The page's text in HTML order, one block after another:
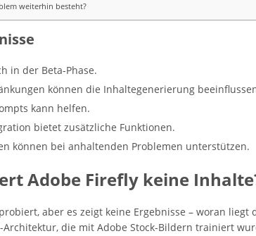
weiterhin besteht?
in der Beta-Phase.
können die Inhaltegenerierung
kann helfen.
bietet zusätzliche Funktionen.
können bei anhaltenden Problemen unterstützen.
Adobe Firefly keine
aber es zeigt keine Ergebnisse – woran
die mit Adobe Stock-Bildern trainiert